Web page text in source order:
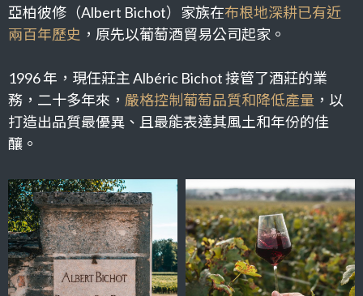
亞柏彼修（Albert Bichot）家族在布根地深耕已有近
兩百年歷史 ，原先以葡萄酒貿易公司起家。
1996 年，現任莊主 Albéric Bichot 接管了酒莊的業
務，二十多年來， 嚴格控制葡萄品質和降低產量 ，以
打造出品質最優異、且最能表達其風土和年份的佳
釀。